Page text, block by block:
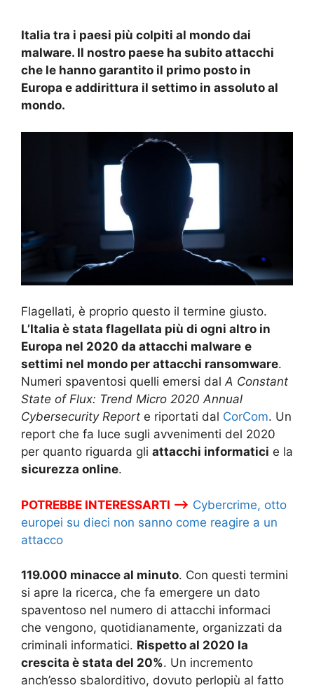
Italia tra i paesi più colpiti al mondo dai
malware. Il nostro paese ha subito attacchi
che le hanno garantito il primo posto in
Europa e addirittura il settimo in assoluto al
mondo.
Flagellati, è proprio questo il termine giusto.
L’Italia è stata flagellata più di ogni altro in
Europa nel 2020 da attacchi malware e
settimi nel mondo per attacchi ransomware.
Numeri spaventosi quelli emersi dalA Constant
State of Flux: Trend Micro 2020 Annual
Cybersecurity Report e riportati dal CorCom. Un
report che fa luce sugli avvenimenti del 2020
per quanto riguarda gli attacchi informatici e la
sicurezza online.
POTREBBE INTERESSARTI –> Cybercrime, otto
europei su dieci non sanno come reagire a un
attacco
119.000 minacce al minuto. Con questi termini
si apre la ricerca, che fa emergere un dato
spaventoso nel numero di attacchi informaci
che vengono, quotidianamente, organizzati da
criminali informatici. Rispetto al 2020 la
crescita è stata del 20%. Un incremento
anch’esso sbalorditivo, dovuto perlopiù al fatto